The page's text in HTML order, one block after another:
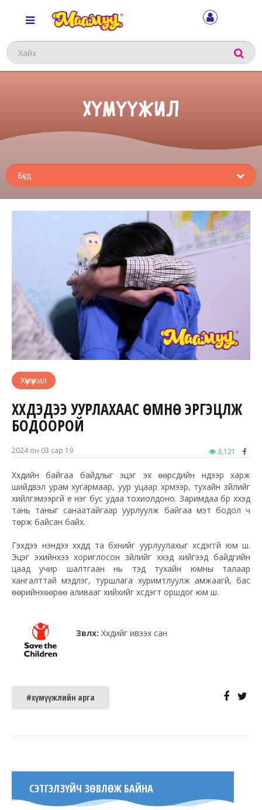
Хайх
ХҮМҮҮЖИЛ
Хүмүүжил
ХҮҮХДЭДЭЭ УУРЛАХААС ӨМНӨ ЭРГЭЦҮҮЛЖ
БОДООРОЙ
2024 он 03 сар 19 3,121
Хүүхдийн байгаа байдлыг эцэг эх өөрсдийн нүдээр харж
шийдвэл урам хугармаар, уур уцаар хүрмээр, тухайн зүйлийг
хийлгэмээргүй үе нэг бус удаа тохиолдоно. Заримдаа бүр хүүхэд
тань таныг санаатайгаар уурлуулж байгаа мэт бодол ч
төрж байсан байх.
Гэхдээ үнэндээ хүүхдүүд та бүхнийг уурлуулахыг хүсдэггүй юм шүү.
Эцэг эхийнхээ хориглосон зүйлийг хүүхэд хийгээд байдгийн
цаад учир шалтгаан нь тэд тухайн юмны талаар
хангалттай мэдлэг, туршлага хуримтлуулж амжаагүй, бас
өөрийнхөөрөө аливааг хийхийг хүсдэгт оршдог юм шүү.
Зөвлөх: Хүүхдийг ивээх сан
#хүмүүжлийн арга
СЭТГЭЛЗҮЙЧ ЗӨВЛӨЖ БАЙНА